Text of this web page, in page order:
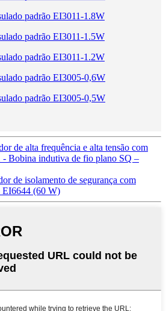
padrão EI3011-1.8W
padrão EI3011-1.5W
padrão EI3011-1.2W
padrão EI3005-0,6W
padrão EI3005-0,5W
de alta frequência e alta tensão com
- Bobina indutiva de fio plano SQ –
de isolamento de segurança com
EI6644 (60 W)